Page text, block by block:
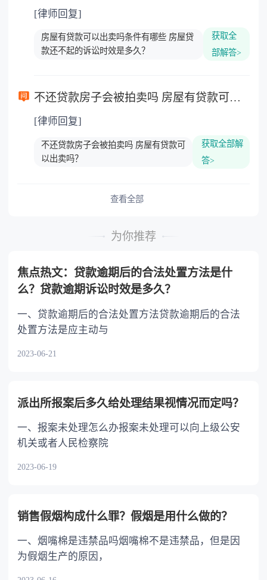
[律师回复]
房屋有贷款可以出卖吗条件有哪些 房屋贷
款还不起的诉讼时效是多久？
获取全
部解答>
不还贷款房子会被拍卖吗 房屋有贷款可以出卖吗？
[律师回复]
不还贷款房子会被拍卖吗 房屋有贷款可
以出卖吗？
获取全部解
答>
查看全部
为你推荐
焦点热文：贷款逾期后的合法处置方法是什
么？贷款逾期诉讼时效是多久？
一、贷款逾期后的合法处置方法贷款逾期后的合法
处置方法是应主动与
2023-06-21
派出所报案后多久给处理结果视情况而定吗？
一、报案未处理怎么办报案未处理可以向上级公安
机关或者人民检察院
2023-06-19
销售假烟构成什么罪？假烟是用什么做的？
一、烟嘴棉是违禁品吗烟嘴棉不是违禁品，但是因
为假烟生产的原因，